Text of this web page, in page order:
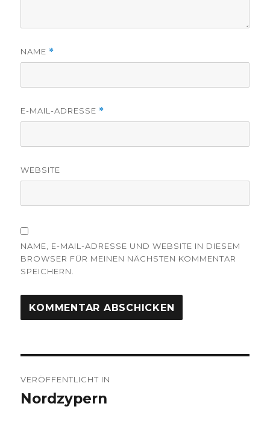
NAME *
E-MAIL-ADRESSE *
WEBSITE
NAME, E-MAIL-ADRESSE UND WEBSITE IN DIESEM
BROWSER FÜR MEINEN NÄCHSTEN KOMMENTAR
SPEICHERN.
VERÖFFENTLICHT IN
Nordzypern